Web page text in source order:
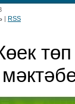
| RSS